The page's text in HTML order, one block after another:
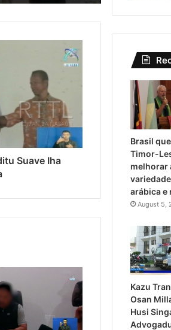
Suave Iha
Brasil
Timor-
melhorar
arábica e
August 5,
Kazu
Osan
Husi